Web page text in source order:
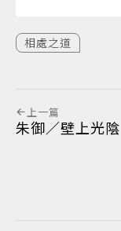
相處之道
上一篇
朱御／壁上光陰